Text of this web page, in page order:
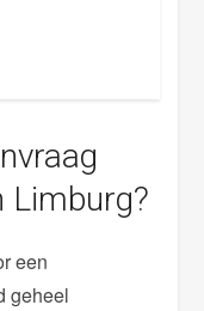
Limburg?
een
geheel